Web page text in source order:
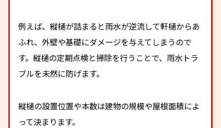
例えば、縦樋が詰まると雨水が逆流して軒樋からあ
ふれ、外壁や基礎にダメージを与えてしまうので
す。縦樋の定期点検と掃除を行うことで、雨水トラ
ブルを未然に防げます。
縦樋の設置位置や本数は建物の規模や屋根面積によ
って決まります。